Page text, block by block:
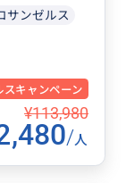
サンゼルス
スキャンペーン
¥113,980
/人